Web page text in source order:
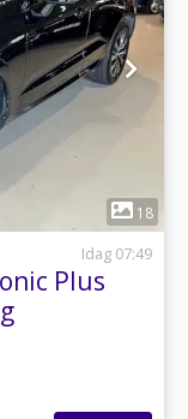
18
Idag 07:49
Plus